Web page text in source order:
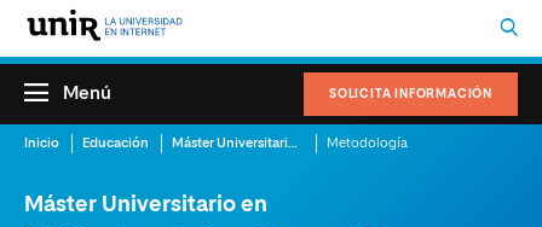
SOLICITA INFORMACIÓN
Menú
Inicio Educación Máster Universitario en Didáctica de las Matemáticas en Educación Infantil y Primaria Metodología
Máster Universitario en